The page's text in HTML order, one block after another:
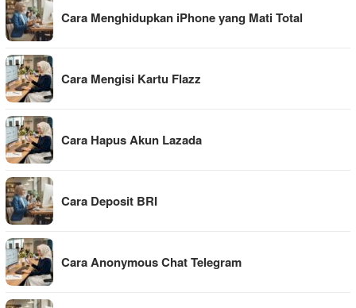
Cara Menghidupkan iPhone yang Mati Total
Cara Mengisi Kartu Flazz
Cara Hapus Akun Lazada
Cara Deposit BRI
Cara Anonymous Chat Telegram